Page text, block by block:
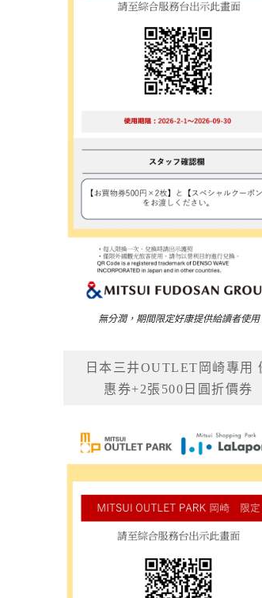
無分潤，期間限定好康提供給讀者使用
日本三井OUTLET岡崎專用
惠券+2張500日圓折價券